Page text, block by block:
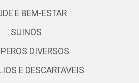
E BEM-ESTAR
SUINOS
DIVERSOS
E DESCARTAVEIS